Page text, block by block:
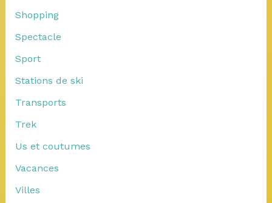
Shopping
Spectacle
Sport
Stations de ski
Transports
Trek
Us et coutumes
Vacances
Villes